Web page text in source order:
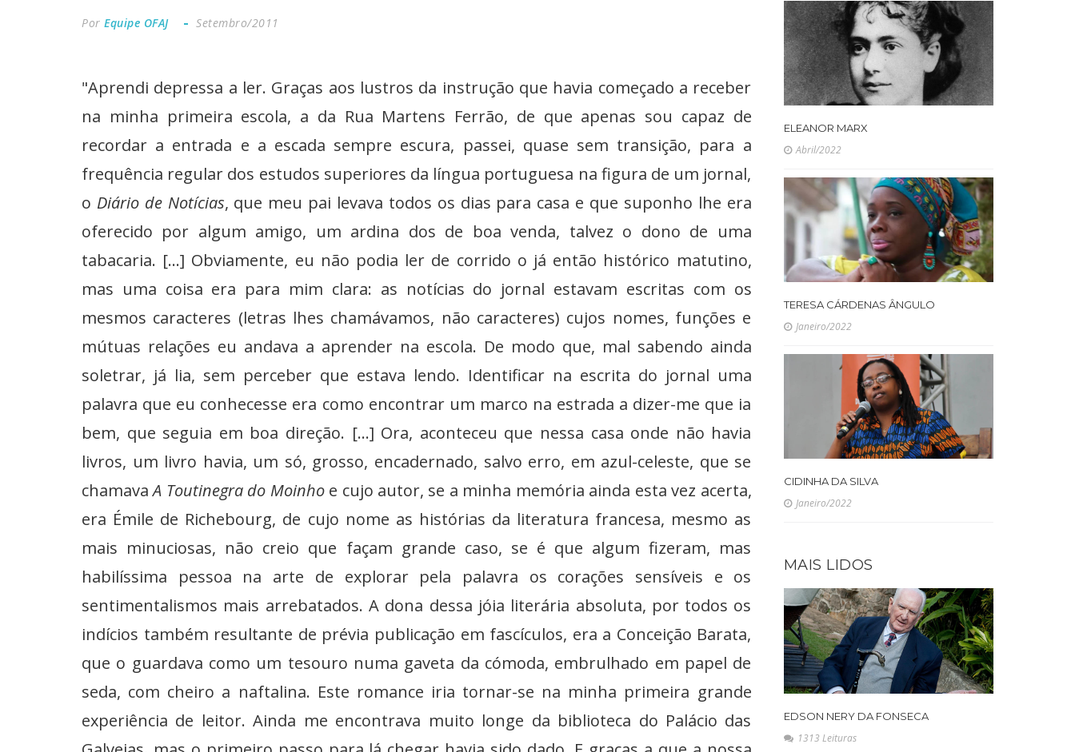
Por Equipe OFAJ Setembro/2011
"Aprendi depressa a ler. Graças aos lustros da instrução que havia começado a receber
na minha primeira escola, a da Rua Martens Ferrão, de que apenas sou capaz de
recordar a entrada e a escada sempre escura, passei, quase sem transição, para a
frequência regular dos estudos superiores da língua portuguesa na figura de um jornal,
o Diário de Notícias, que meu pai levava todos os dias para casa e que suponho lhe era
oferecido por algum amigo, um ardina dos de boa venda, talvez o dono de uma
tabacaria. [...] Obviamente, eu não podia ler de corrido o já então histórico matutino,
mas uma coisa era para mim clara: as notícias do jornal estavam escritas com os
mesmos caracteres (letras lhes chamávamos, não caracteres) cujos nomes, funções e
mútuas relações eu andava a aprender na escola. De modo que, mal sabendo ainda
soletrar, já lia, sem perceber que estava lendo. Identificar na escrita do jornal uma
palavra que eu conhecesse era como encontrar um marco na estrada a dizer-me que ia
bem, que seguia em boa direção. [...] Ora, aconteceu que nessa casa onde não havia
livros, um livro havia, um só, grosso, encadernado, salvo erro, em azul-celeste, que se
chamavaA Toutinegra do Moinhoe cujo autor, se a minha memória ainda esta vez acerta,
era Émile de Richebourg, de cujo nome as histórias da literatura francesa, mesmo as
mais minuciosas, não creio que façam grande caso, se é que algum fizeram, mas
habilíssima pessoa na arte de explorar pela palavra os corações sensíveis e os
sentimentalismos mais arrebatados. A dona dessa jóia literária absoluta, por todos os
indícios também resultante de prévia publicação em fascículos, era a Conceição Barata,
que o guardava como um tesouro numa gaveta da cómoda, embrulhado em papel de
seda, com cheiro a naftalina. Este romance iria tornar-se na minha primeira grande
experiência de leitor. Ainda me encontrava muito longe da biblioteca do Palácio das
ELEANOR MARX
Abril/2022
TERESA CÁRDENAS ÂNGULO
Janeiro/2022
CIDINHA DA SILVA
Janeiro/2022
MAIS LIDOS
EDSON NERY DA FONSECA
1313 Leituras